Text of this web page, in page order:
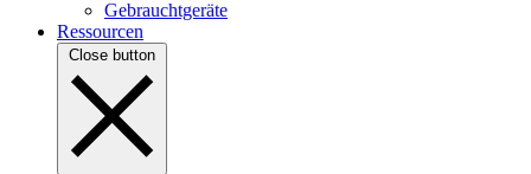
Gebrauchtgeräte
Ressourcen
Close button